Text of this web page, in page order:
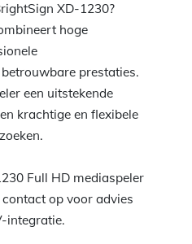
XD-1230?
hoge
prestaties.
een uitstekende
krachtige en flexibele
Full HD mediaspeler
op voor advies
integratie.